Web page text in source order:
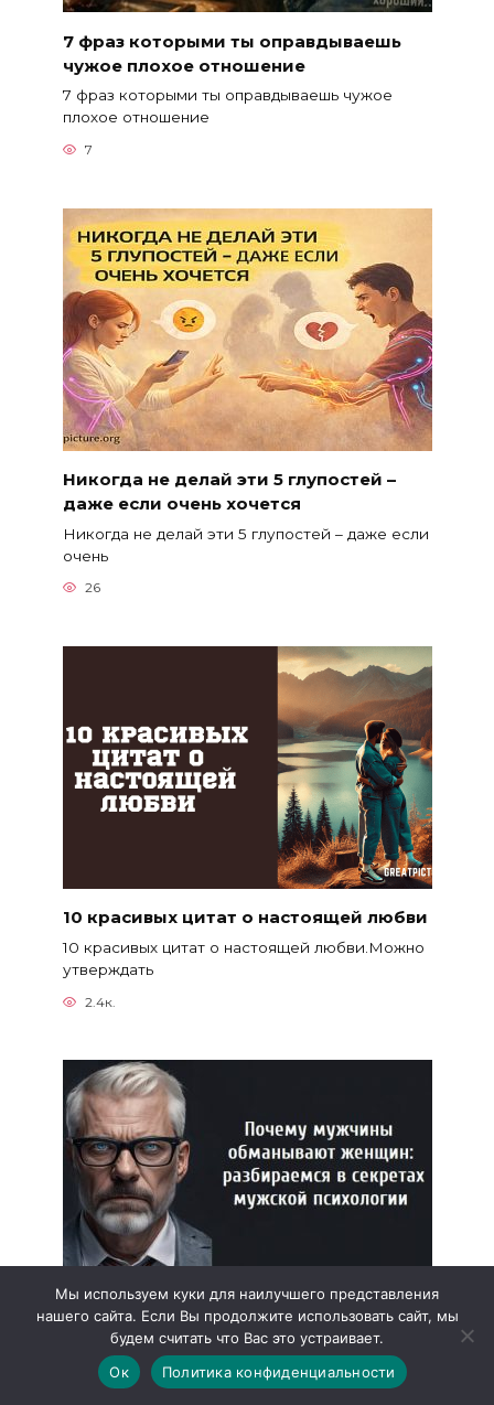
7 фраз которыми ты оправдываешь
чужое плохое отношение
7 фраз которыми ты оправдываешь чужое
плохое отношение
7
Никогда не делай эти 5 глупостей –
даже если очень хочется
Никогда не делай эти 5 глупостей – даже если
очень
26
10 красивых цитат о настоящей любви
10 красивых цитат о настоящей любви.Можно
утверждать
2.4к.
Почему мужчины обманывают женщин
Почему мужчины обманывают женщин:
разбираемся в секретах
Мы используем куки для наилучшего представления
нашего сайта. Если Вы продолжите использовать сайт, мы
будем считать что Вас это устраивает.
Ок
Политика конфиденциальности